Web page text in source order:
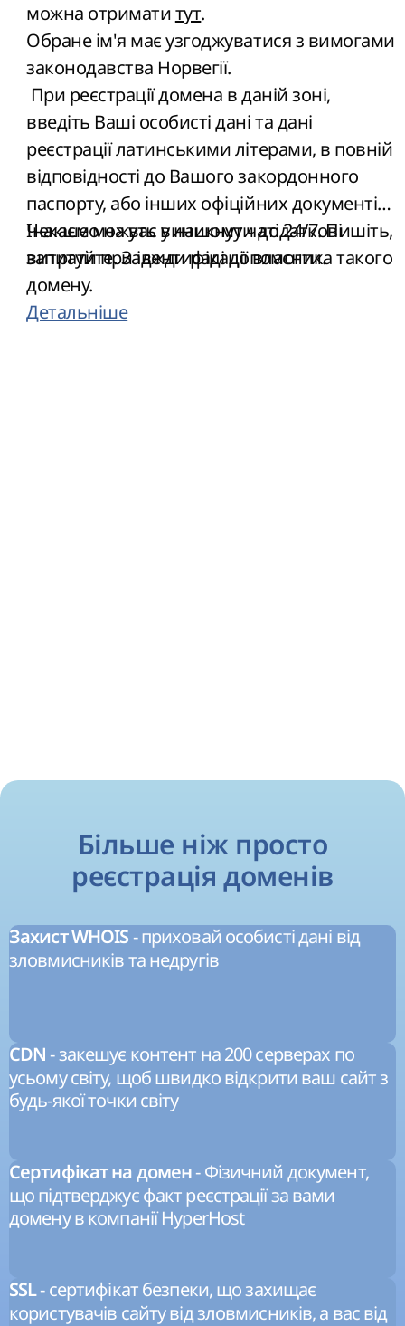
можна отриматитут.
Обране ім'я має узгоджуватися з вимогами
законодавства Норвегії.
При реєстрації домена в даній зоні,
введіть Ваші особисті дані та дані
реєстрації латинськими літерами, в повній
відповідності до Вашого закордонного
паспорту, або інших офіційних документів.
Інакше можуть виникнути додаткові
витрати при ідентифікації власника такого
домену.
Чекаємо на вас у нашому чаті 24/7. Пишіть,
запитуйте. Завжди раді допомогти.
Детальніше
Більше ніж просто
реєстрація доменів
Захист WHOIS - приховай особисті дані від
зловмисників та недругів
CDN - закешує контент на 200 серверах по
усьому світу, щоб швидко відкрити ваш сайт з
будь-якої точки світу
Сертифікат на домен- Фізичний документ,
що підтверджує факт реєстрації за вами
домену в компанії HyperHost
SSL- сертифікат безпеки, що захищає
користувачів сайту від зловмисників, а вас від